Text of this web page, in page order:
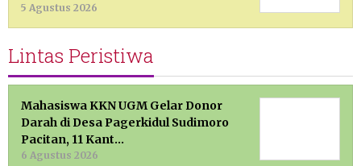
5 Agustus 2026
Lintas Peristiwa
Mahasiswa KKN UGM Gelar Donor
Darah di Desa Pagerkidul Sudimoro
Pacitan, 11 Kant…
6 Agustus 2026